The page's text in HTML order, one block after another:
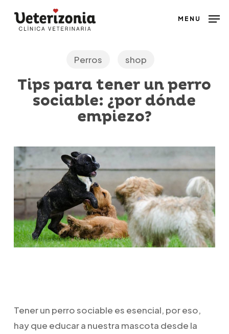
MENU
Perros shop
Tips para tener un perro
sociable: ¿por dónde
empiezo?
Tener un perro sociable es esencial, por eso,
hay que educar a nuestra mascota desde la